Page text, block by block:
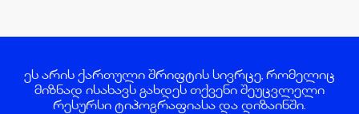
ეს არის ქართული შრიფტის სივრცე, რომელიც
მიზნად ისახავს გახდეს თქვენი შეუცვლელი
რესურსი ტიპოგრაფიასა და დიზაინში.